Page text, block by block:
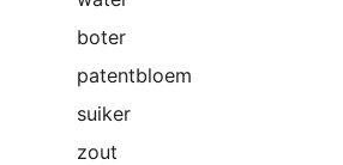
boter
patentbloem
suiker
zout